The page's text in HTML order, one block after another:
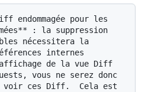
: la suppression
nécessitera la
internes
de la vue Diff
vous ne serez donc
voir ces Diff.  Cela est